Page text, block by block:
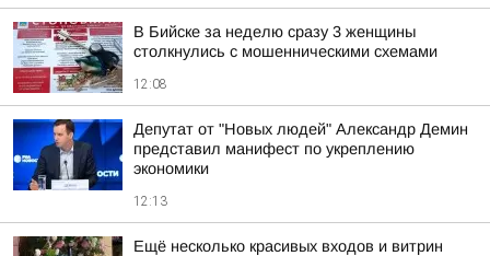
В Бийске за неделю сразу 3 женщины
столкнулись с мошенническими схемами
12:08
Депутат от "Новых людей" Александр Демин
представил манифест по укреплению
экономики
12:13
Ещё несколько красивых входов и витрин